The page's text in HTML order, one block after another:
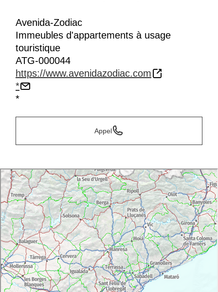
Avenida-Zodiac
Immeubles d'appartements à usage
touristique
ATG-000044
https://www.avenidazodiac.com
*
*
Appel